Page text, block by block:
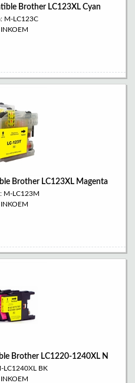
Brother LC123XL Cyan
M-LC123C
Brother LC123XL Magenta
M-LC123M
Brother LC1220-1240XL N
LC1240XL BK